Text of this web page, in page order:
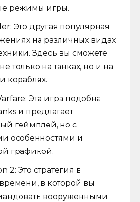
режимы игры.
Это другая популярная
на различных видах
Здесь вы сможете
только на танках, но и на
кораблях.
Эта игра подобна
и предлагает
геймплей, но с
особенностями и
графикой.
2: Это стратегия в
в которой вы
вооруженными